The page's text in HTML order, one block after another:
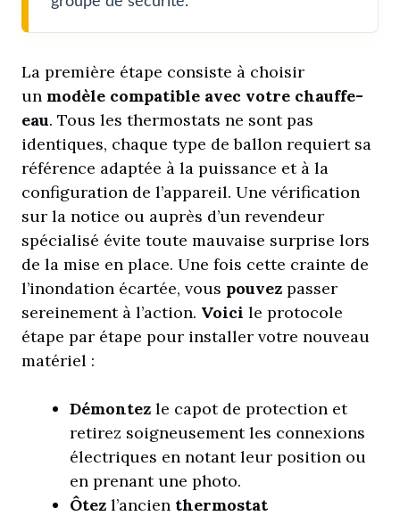
La première étape consiste à choisir
un modèle compatible avec votre chauffe-
eau. Tous les thermostats ne sont pas
identiques, chaque type de ballon requiert sa
référence adaptée à la puissance et à la
configuration de l’appareil. Une vérification
sur la notice ou auprès d’un revendeur
spécialisé évite toute mauvaise surprise lors
de la mise en place. Une fois cette crainte de
l’inondation écartée, vous pouvez passer
sereinement à l’action. Voici le protocole
étape par étape pour installer votre nouveau
matériel :
Démontez le capot de protection et
retirez soigneusement les connexions
électriques en notant leur position ou
en prenant une photo.
Ôtez l’ancien thermostat